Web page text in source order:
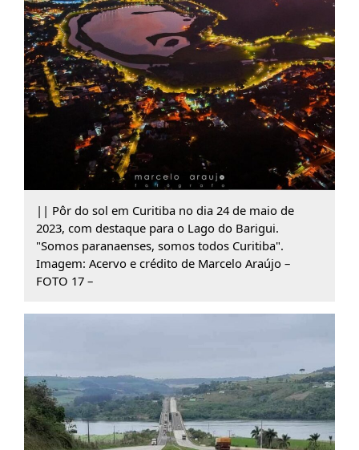
|| Pôr do sol em Curitiba no dia 24 de maio de
2023, com destaque para o Lago do Barigui.
"Somos paranaenses, somos todos Curitiba".
Imagem: Acervo e crédito de Marcelo Araújo –
FOTO 17 –